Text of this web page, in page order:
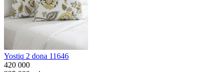
Yostiq 2 dona 11646
420 000